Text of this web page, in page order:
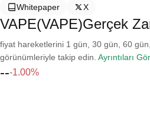
Whitepaper
X
VAPE(VAPE)Gerçek
fiyat hareketlerini 1 gün, 30 gün, 60
görünümleriyle takip edin. Ayrıntıları
---1.00%